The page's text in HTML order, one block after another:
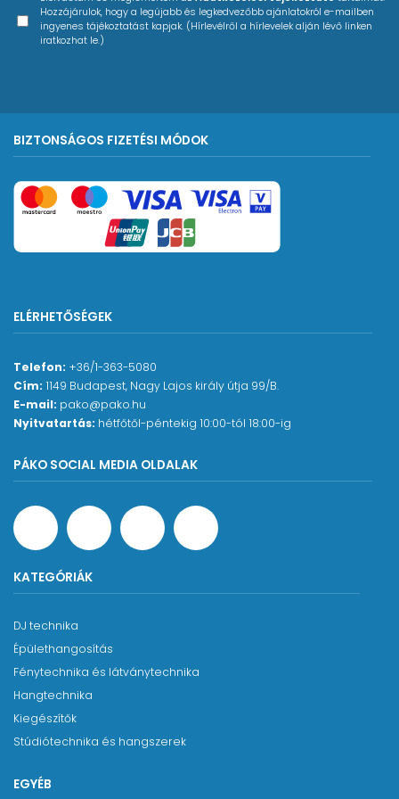
- A bemeneti és a számítógépes jelek mindegyike
kiválasztható sztereó és monó között
csökkentése érdekében mobil használat során
illesztőprogram- és firmware-frissítésekhez (egy
gombnyomással telepítheti az új frissítéseket)
- Cubase LE és Cubasis LE3, valamint Antares Auto-
Tune Unlimited csomagban (ingyenes 3 hónapos
Live, Cubase, Studio One, GarageBand)
Tápellátás és egyéb specifikációk
- Tápegység
Ha számítógéppel használják: USB-busz tápellátás
iOS-eszközzel használva: dedikált AC adapter
(Tascam PS-P520U, DC 5 V)
- Energiafogyasztás: 1,75 W
- Külső méretek (Sz × Ma × M, beleértve a
kiemelkedéseket): 186 mm × 65 mm × 160 mm
- Súly: 1,1 kg
- Működési hőmérséklet tartomány: 5-35 °C
Hozzájárulok, hogy a legújabb és legkedvezőbb ajánlatokról e-mailben
ingyenes tájékoztatást kapjak. (Hírlevélről a hírlevelek alján lévő linken
iratkozhat le.)
BIZTONSÁGOS FIZETÉSI MÓDOK
ELÉRHETŐSÉGEK
Telefon: +36/1-363-5080
Cím: 1149 Budapest, Nagy Lajos király útja 99/B.
E-mail: pako@pako.hu
Nyitvatartás: hétfőtől-péntekig 10:00-tól 18:00-ig
PÁKO SOCIAL MEDIA OLDALAK
KATEGÓRIÁK
DJ technika
Épülethangosítás
Fénytechnika és látványtechnika
Hangtechnika
Kiegészítők
Stúdiótechnika és hangszerek
EGYÉB